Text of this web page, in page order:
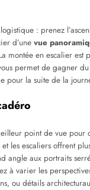
: prenez
d’une vue
montée en escalier est
permet de gagner
pour la suite de la
point de vue pour
et les escaliers offrent
angle aux portraits
à varier les
ou détails